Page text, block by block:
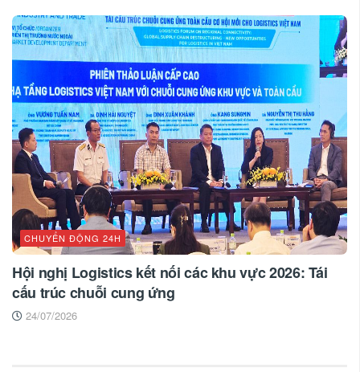
CHUYỂN ĐỘNG 24H
Hội nghị Logistics kết nối các khu vực 2026: Tái
cấu trúc chuỗi cung ứng
24/07/2026